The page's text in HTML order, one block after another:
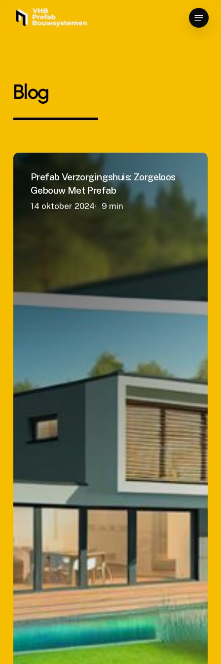
Menu
Blog
Prefab
Verzorgingshuis:
Zorgeloos
Prefab Verzorgingshuis: Zorgeloos
Gebouw Met Prefab
14 oktober 2024 9 min